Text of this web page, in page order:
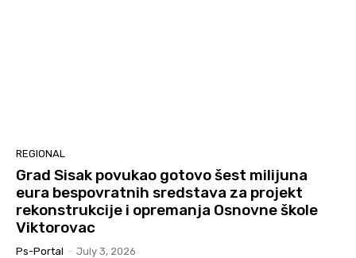
REGIONAL
Grad Sisak povukao gotovo šest milijuna
eura bespovratnih sredstava za projekt
rekonstrukcije i opremanja Osnovne škole
Viktorovac
Ps-Portal - July 3, 2026